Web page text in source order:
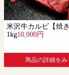
米沢牛カルビ【焼き
1kg10,000円
商品の詳細をみ